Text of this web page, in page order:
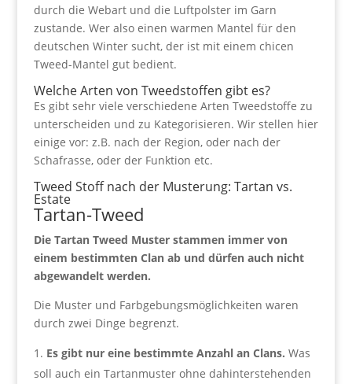
durch die Webart und die Luftpolster im Garn
zustande. Wer also einen warmen Mantel für den
deutschen Winter sucht, der ist mit einem chicen
Tweed-Mantel gut bedient.
Welche Arten von Tweedstoffen gibt es?
Es gibt sehr viele verschiedene Arten Tweedstoffe zu
unterscheiden und zu Kategorisieren. Wir stellen hier
einige vor: z.B. nach der Region, oder nach der
Schafrasse, oder der Funktion etc.
Tweed Stoff nach der Musterung: Tartan vs.
Estate
Tartan-Tweed
Die Tartan Tweed Muster stammen immer von
einem bestimmten Clan ab und dürfen auch nicht
abgewandelt werden.
Die Muster und Farbgebungsmöglichkeiten waren
durch zwei Dinge begrenzt.
Es gibt nur eine bestimmte Anzahl an Clans. Was
soll auch ein Tartanmuster ohne dahinterstehenden